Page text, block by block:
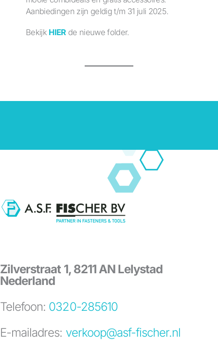
Aanbiedingen zijn geldig t/m 31 juli 2025.
Bekijk HIERde nieuwe folder.
Zilverstraat 1, 8211 AN Lelystad
Nederland
Telefoon: 0320-285610
E-mailadres: verkoop@asf-fischer.nl